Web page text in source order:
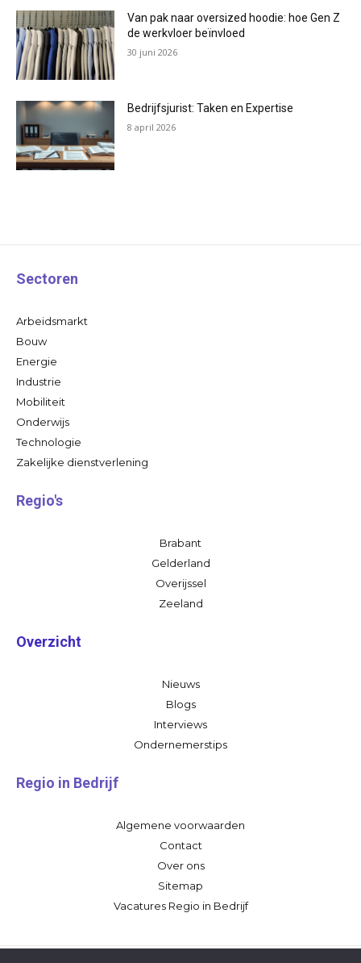
Van pak naar oversized hoodie: hoe Gen Z
de werkvloer beïnvloed
30 juni 2026
Bedrijfsjurist: Taken en Expertise
8 april 2026
Sectoren
Arbeidsmarkt
Bouw
Energie
Industrie
Mobiliteit
Onderwijs
Technologie
Zakelijke dienstverlening
Regio's
Brabant
Gelderland
Overijssel
Zeeland
Overzicht
Nieuws
Blogs
Interviews
Ondernemerstips
Regio in Bedrijf
Algemene voorwaarden
Contact
Over ons
Sitemap
Vacatures Regio in Bedrijf